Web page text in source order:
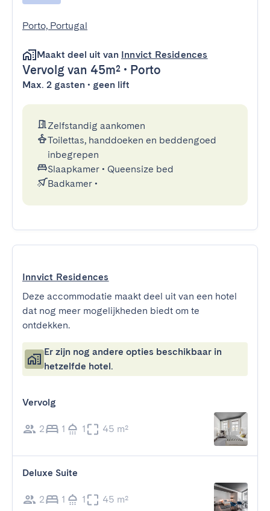
Porto, Portugal
Maakt deel uit van Innvict Residences
Vervolg van 45m² • Porto
Max. 2 gasten • geen lift
Zelfstandig aankomen
Toilettas, handdoeken en beddengoed
inbegrepen
Slaapkamer • Queensize bed
Badkamer •
Innvict Residences
Deze accommodatie maakt deel uit van een hotel
dat nog meer mogelijkheden biedt om te
ontdekken.
Er zijn nog andere opties beschikbaar in
hetzelfde hotel.
Vervolg
2 1 1 45 m²
Deluxe Suite
2 1 1 45 m²